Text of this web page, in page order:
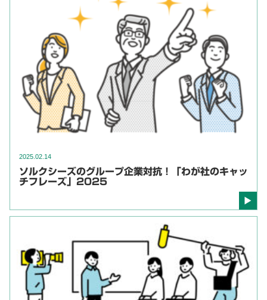
2025.02.14
ソルクシーズのグループ企業対抗！「わが社のキャッ
チフレーズ」2025